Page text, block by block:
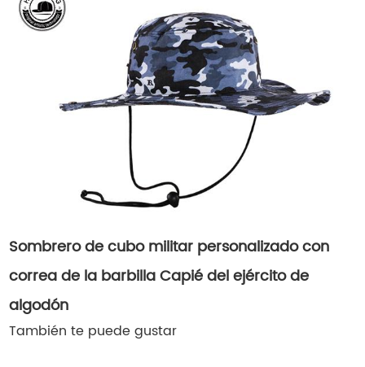
Sombrero de cubo militar personalizado con
correa de la barbilla Capié del ejército de
algodón
También te puede gustar